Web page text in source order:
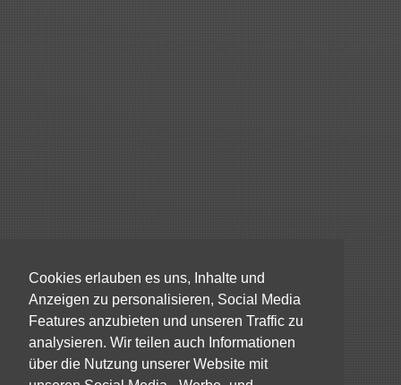
Cookies erlauben es uns, Inhalte und
Anzeigen zu personalisieren, Social Media
Features anzubieten und unseren Traffic zu
analysieren. Wir teilen auch Informationen
über die Nutzung unserer Website mit